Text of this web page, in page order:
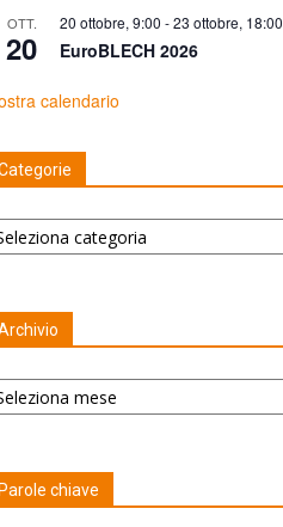
OTT.
20
20 ottobre, 9:00 -23 ottobre, 18:00
EuroBLECH 2026
calendario
Parole chiave